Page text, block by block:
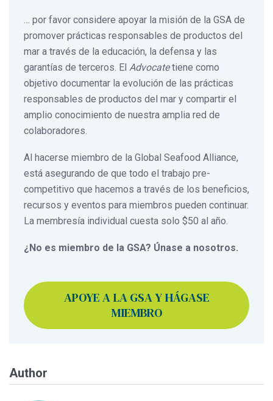
… por favor considere apoyar la misión de la GSA de
promover prácticas responsables de productos del
mar a través de la educación, la defensa y las
garantías de terceros. El Advocatetiene como
objetivo documentar la evolución de las prácticas
responsables de productos del mar y compartir el
amplio conocimiento de nuestra amplia red de
colaboradores.
Al hacerse miembro de la Global Seafood Alliance,
está asegurando de que todo el trabajo pre-
competitivo que hacemos a través de los beneficios,
recursos y eventos para miembros pueden continuar.
La membresía individual cuesta solo $50 al año.
¿No es miembro de la GSA? Únase a nosotros.
APOYE A LA GSA Y HÁGASE
MIEMBRO
Author